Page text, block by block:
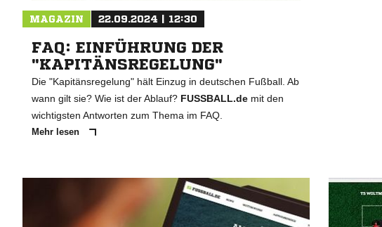
MAGAZIN 22.09.2024 | 12:30
FAQ: EINFÜHRUNG DER
"KAPITÄNSREGELUNG"
Die "Kapitänsregelung" hält Einzug in deutschen Fußball. Ab
wann gilt sie? Wie ist der Ablauf? FUSSBALL.de mit den
wichtigsten Antworten zum Thema im FAQ.
Mehr lesen